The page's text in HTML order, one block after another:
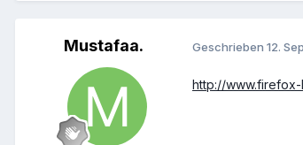
Mustafaa. Geschrieben 12.
http://